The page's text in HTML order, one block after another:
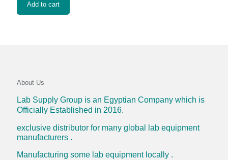
Add to cart
About Us
Lab Supply Group is an Egyptian Company which is
Officially Established in 2016.
exclusive distributor for many global lab equipment
manufacturers .
Manufacturing some lab equipment locally .